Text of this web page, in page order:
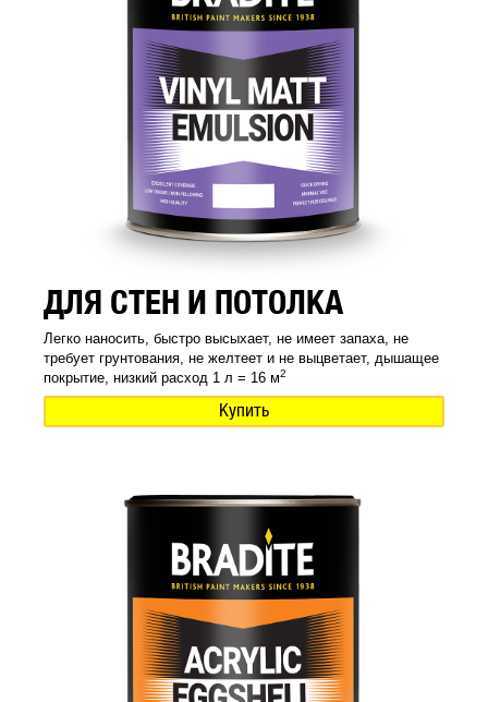
ДЛЯ СТЕН И ПОТОЛКА
Легко наносить, быстро высыхает, не имеет запаха, не
требует грунтования, не желтеет и не выцветает, дышащее
покрытие, низкий расход 1 л = 16 м2
Купить